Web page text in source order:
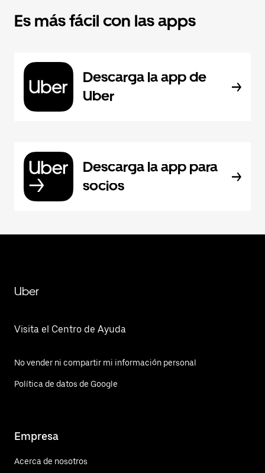
Es más fácil con las apps
Descarga la app de
Uber
Descarga la app para
socios
Uber
Visita el Centro de Ayuda
No vender ni compartir mi información personal
Política de datos de Google
Empresa
Acerca de nosotros